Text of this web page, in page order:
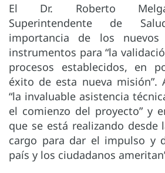
El Dr. Roberto
Superintendente de
importancia de los nuevos
instrumentos para “la
procesos establecidos, en
éxito de esta nueva misión”.
“la invaluable asistencia
el comienzo del proyecto” y
que se está realizando
cargo para dar el impulso y
país y los ciudadanos